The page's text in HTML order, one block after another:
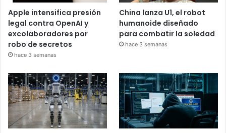
Apple intensifica presión
legal contra OpenAI y
excolaboradores por
robo de secretos
hace 3 semanas
China lanza U1, el robot
humanoide diseñado
para combatir la soledad
hace 3 semanas